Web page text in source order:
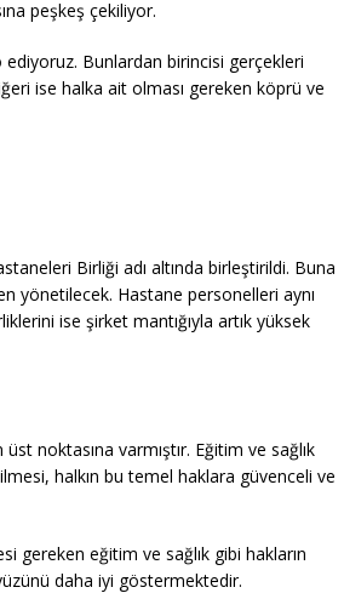
peşkeş çekiliyor.
Bunlardan birincisi gerçekleri
ise halka ait olması gereken köprü ve
Birliği adı altında birleştirildi. Buna
yönetilecek. Hastane personelleri aynı
ise şirket mantığıyla artık yüksek
noktasına varmıştır. Eğitim ve sağlık
halkın bu temel haklara güvenceli ve
gereken eğitim ve sağlık gibi hakların
daha iyi göstermektedir.